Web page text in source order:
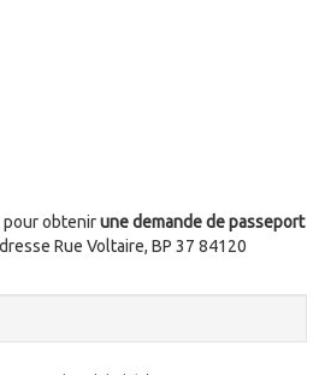
pour obtenirune demande de passeport
Rue Voltaire, BP 37 84120